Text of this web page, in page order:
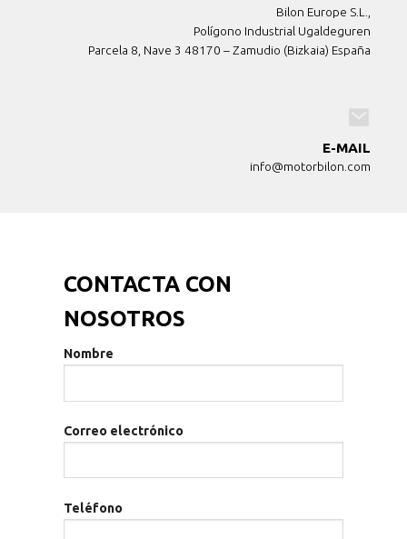
Bilon Europe S.L.,
Polígono Industrial Ugaldeguren
Parcela 8, Nave 3 48170 – Zamudio (Bizkaia) España
E-MAIL
info@motorbilon.com
CONTACTA CON
NOSOTROS
Nombre
Correo electrónico
Teléfono